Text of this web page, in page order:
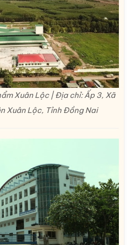
Xuân Lộc | Địa chỉ: Ấp 3, Xã
Xuân Lộc, Tỉnh Đồng Nai